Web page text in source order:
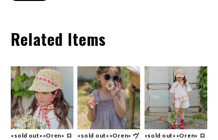
Related Items
«sold out»«Oren» ロ
«sold out»«Oren» ヴ
«sold out»«Oren» ロ